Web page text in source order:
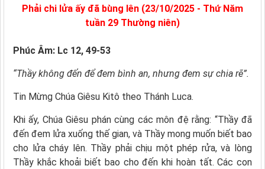
Phải chi lửa ấy đã bùng lên (23/10/2025 - Thứ Năm
tuần 29 Thường niên)
Phúc Âm: Lc 12, 49-53
“Thầy không đến để đem bình an, nhưng đem sự chia rẽ”.
Tin Mừng Chúa Giêsu Kitô theo Thánh Luca.
Khi ấy, Chúa Giêsu phán cùng các môn đệ rằng: “Thầy đã
đến đem lửa xuống thế gian, và Thầy mong muốn biết bao
cho lửa cháy lên. Thầy phải chịu một phép rửa, và lòng
Thầy khắc khoải biết bao cho đến khi hoàn tất. Các con